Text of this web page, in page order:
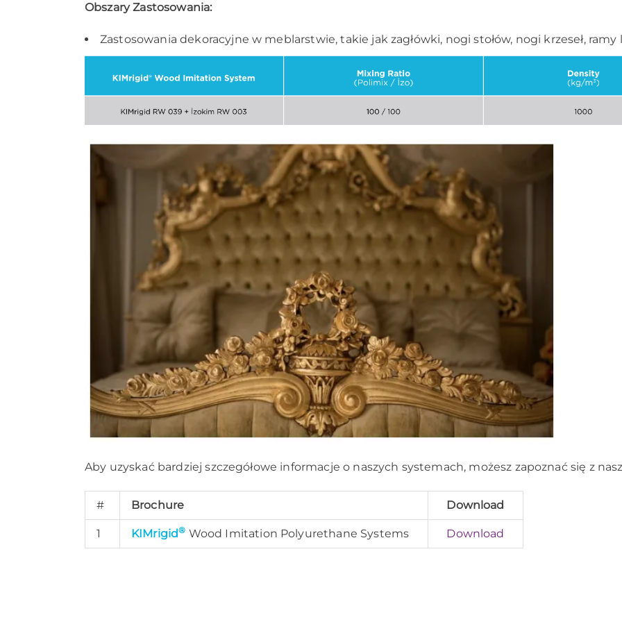
Obszary Zastosowania:
Zastosowania dekoracyjne w meblarstwie, takie jak zagłówki, nogi stołów, nogi krzeseł, ramy
Aby uzyskać bardziej szczegółowe informacje o naszych systemach, możesz zapoznać się z
# Brochure Download
1 KIMrigid® Wood Imitation Polyurethane Systems Download